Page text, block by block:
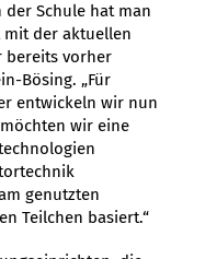
der Schule hat man
der aktuellen
bereits vorher
Bösing. „Für
entwickeln wir nun
wir eine
genutzten
Teilchen basiert.“